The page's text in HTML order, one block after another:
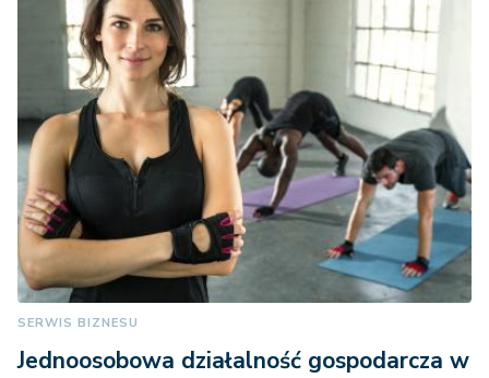
SERWIS BIZNESU
Jednoosobowa działalność gospodarcza w